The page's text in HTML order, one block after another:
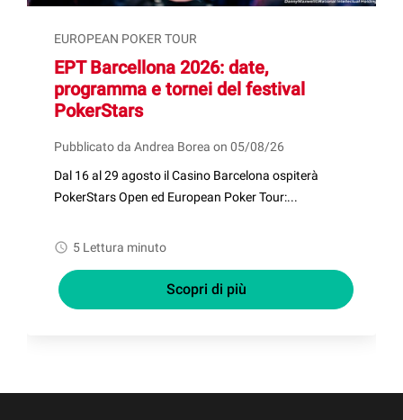
EUROPEAN POKER TOUR
EPT Barcellona 2026: date,
programma e tornei del festival
PokerStars
Pubblicato da Andrea Borea on 05/08/26
Dal 16 al 29 agosto il Casino Barcelona ospiterà
PokerStars Open ed European Poker Tour:...
watch_later 5 Lettura minuto
Scopri di più